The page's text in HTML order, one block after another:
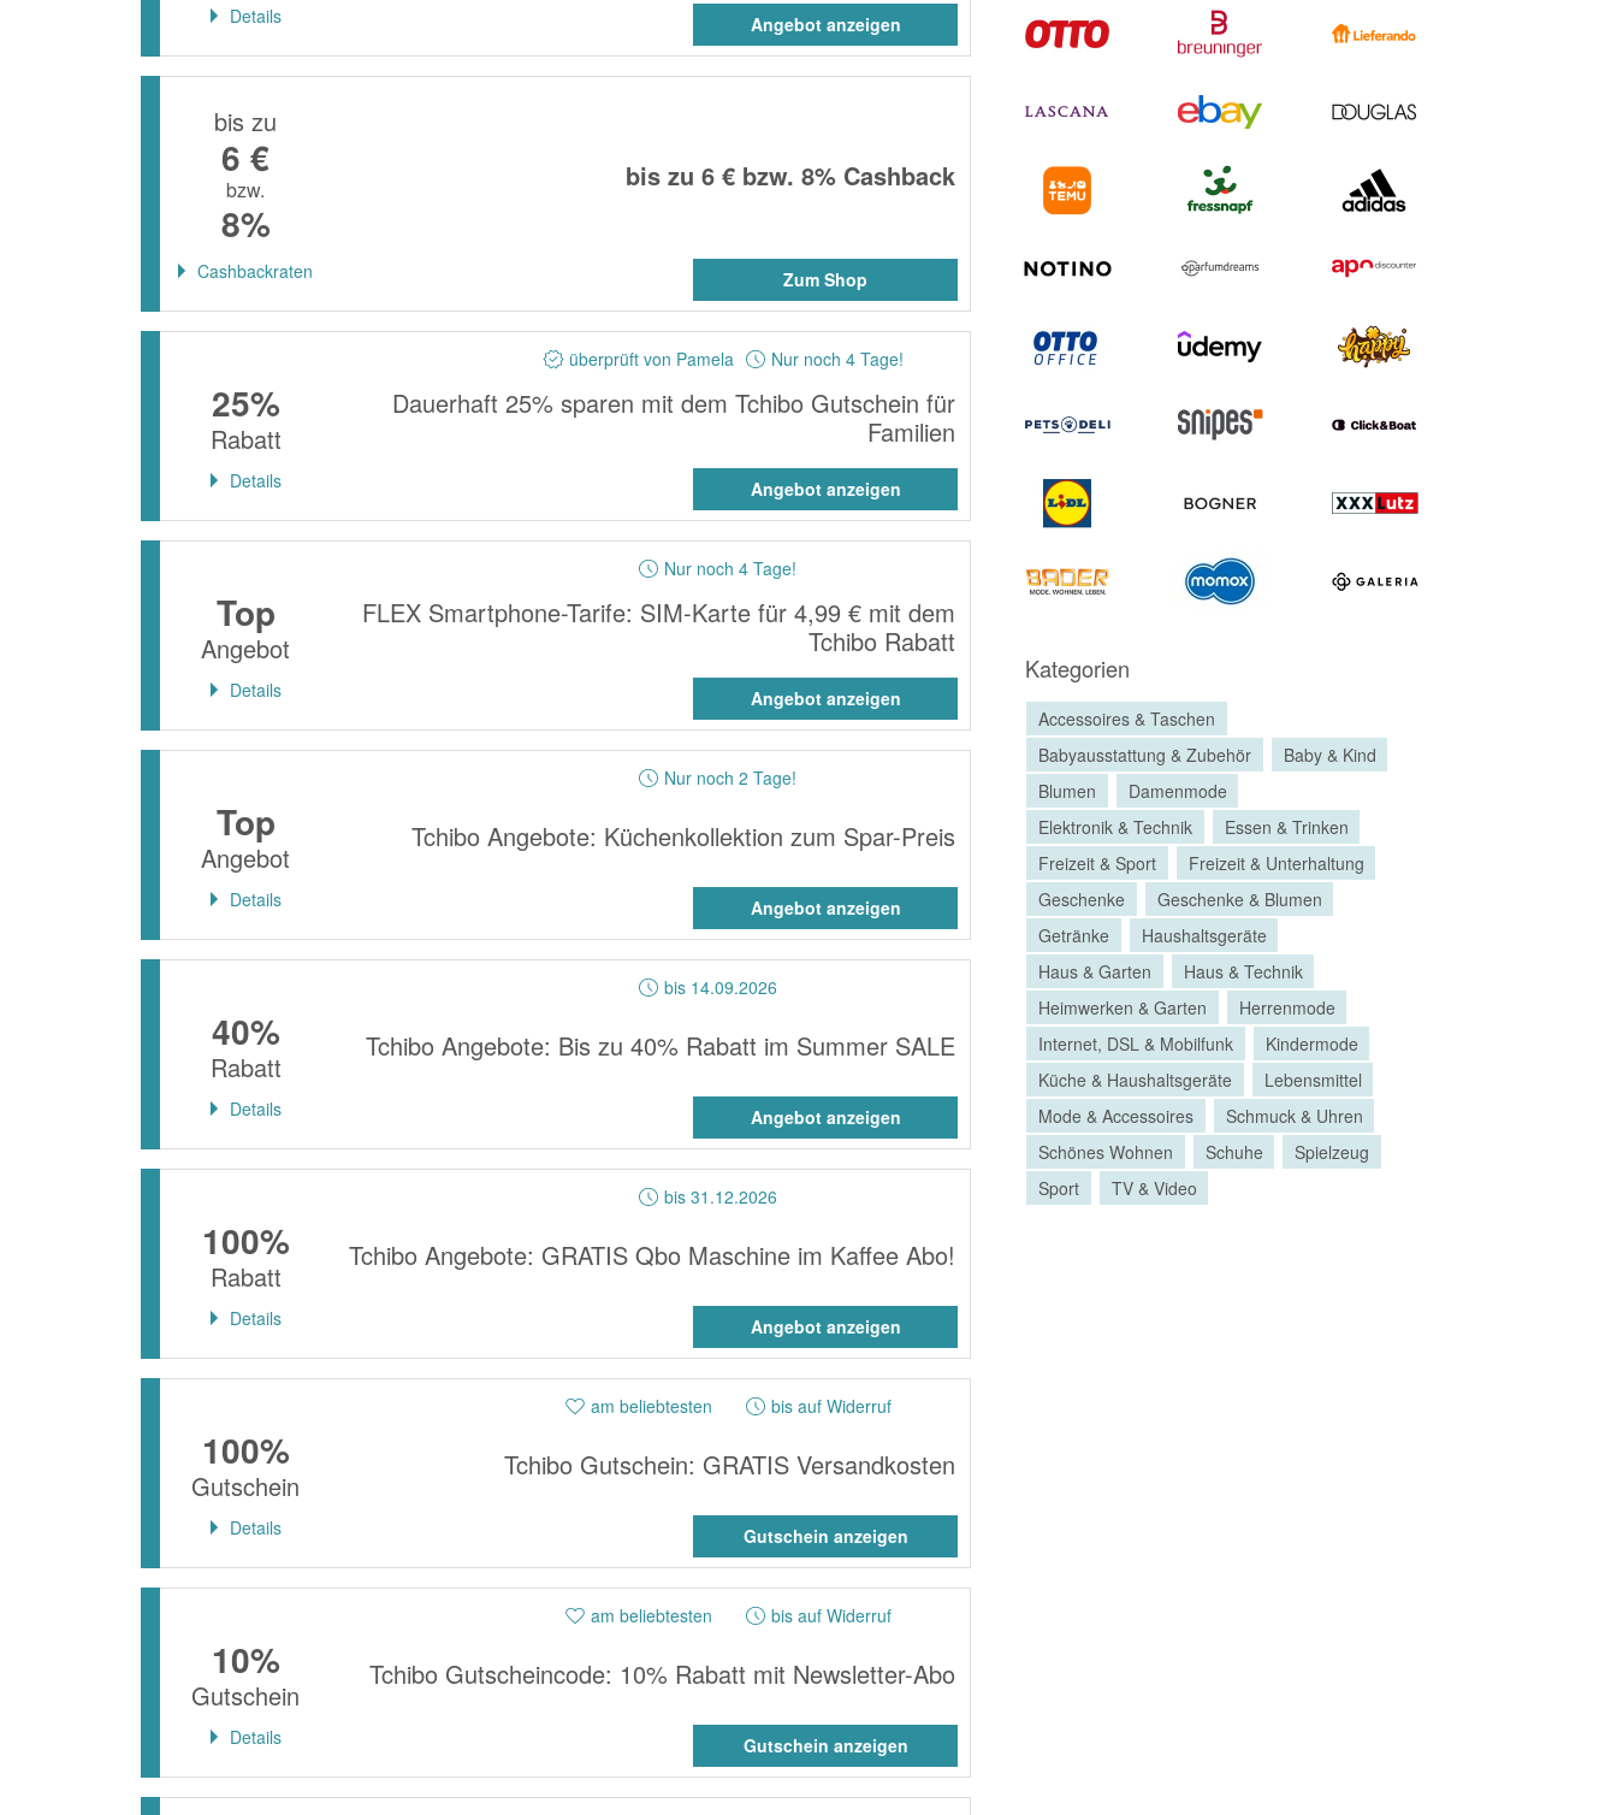
Details Angebot anzeigen
bis zu
6 €
bzw.
8%
bis zu 6 € bzw. 8% Cashback
Cashbackraten Zum Shop
überprüft von Pamela Nur noch 4 Tage!
25%
Rabatt
Dauerhaft 25% sparen mit dem Tchibo Gutschein für
Familien
Details Angebot anzeigen
Nur noch 4 Tage!
Top
Angebot
FLEX Smartphone-Tarife: SIM-Karte für 4,99 € mit dem
Tchibo Rabatt
Details Angebot anzeigen
Nur noch 2 Tage!
Top
Angebot
Tchibo Angebote: Küchenkollektion zum Spar-Preis
Details Angebot anzeigen
bis 14.09.2026
40%
Rabatt
Tchibo Angebote: Bis zu 40% Rabatt im Summer SALE
Details Angebot anzeigen
bis 31.12.2026
100%
Rabatt
Tchibo Angebote: GRATIS Qbo Maschine im Kaffee Abo!
Details Angebot anzeigen
am beliebtesten bis auf Widerruf
100%
Gutschein
Tchibo Gutschein: GRATIS Versandkosten
Details Gutschein anzeigen
am beliebtesten bis auf Widerruf
10%
Gutschein
Tchibo Gutscheincode: 10% Rabatt mit Newsletter-Abo
Details Gutschein anzeigen
Kategorien
Accessoires & Taschen
Babyausstattung & Zubehör
Baby & Kind
Blumen
Damenmode
Elektronik & Technik
Essen & Trinken
Freizeit & Sport
Freizeit & Unterhaltung
Geschenke
Geschenke & Blumen
Getränke
Haushaltsgeräte
Haus & Garten
Haus & Technik
Heimwerken & Garten
Herrenmode
Internet, DSL & Mobilfunk
Kindermode
Küche & Haushaltsgeräte
Lebensmittel
Mode & Accessoires
Schmuck & Uhren
Schönes Wohnen
Schuhe
Spielzeug
Sport
TV & Video